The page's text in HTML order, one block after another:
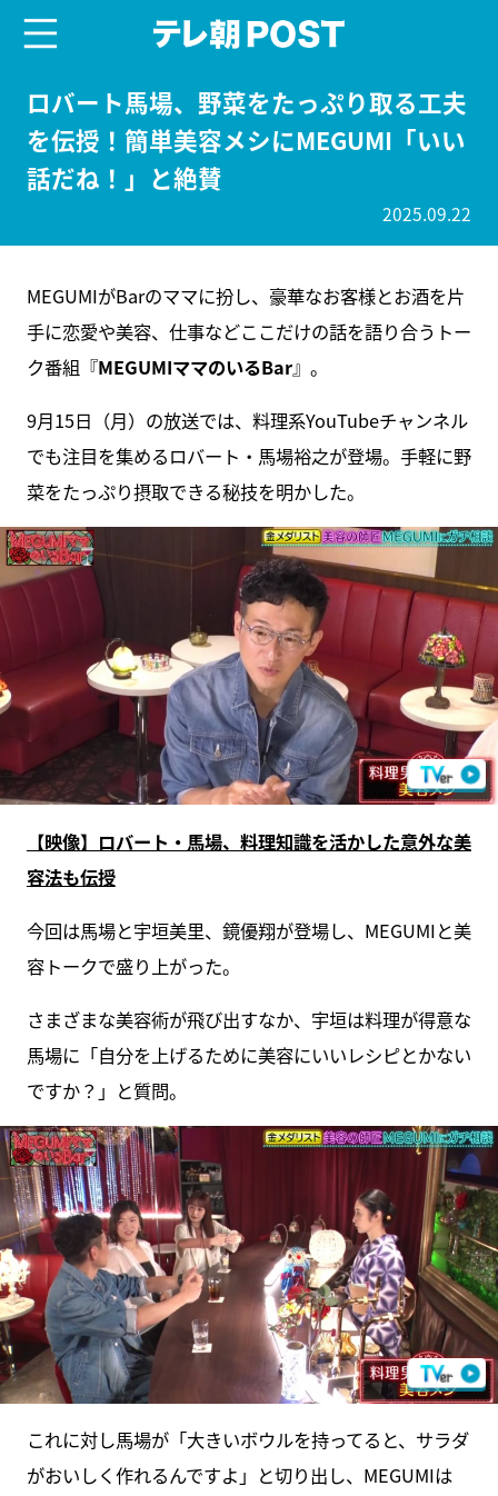
ロバート馬場、野菜をたっぷり取る工夫
を伝授！簡単美容メシにMEGUMI「いい
話だね！」と絶賛
2025.09.22
MEGUMIがBarのママに扮し、豪華なお客様とお酒を片
手に恋愛や美容、仕事などここだけの話を語り合うトー
ク番組『MEGUMIママのいるBar』。
9月15日（月）の放送では、料理系YouTubeチャンネル
でも注目を集めるロバート・馬場裕之が登場。手軽に野
菜をたっぷり摂取できる秘技を明かした。
【映像】ロバート・馬場、料理知識を活かした意外な美
容法も伝授
今回は馬場と宇垣美里、鏡優翔が登場し、MEGUMIと美
容トークで盛り上がった。
さまざまな美容術が飛び出すなか、宇垣は料理が得意な
馬場に「自分を上げるために美容にいいレシピとかない
ですか？」と質問。
これに対し馬場が「大きいボウルを持ってると、サラダ
がおいしく作れるんですよ」と切り出し、MEGUMIは